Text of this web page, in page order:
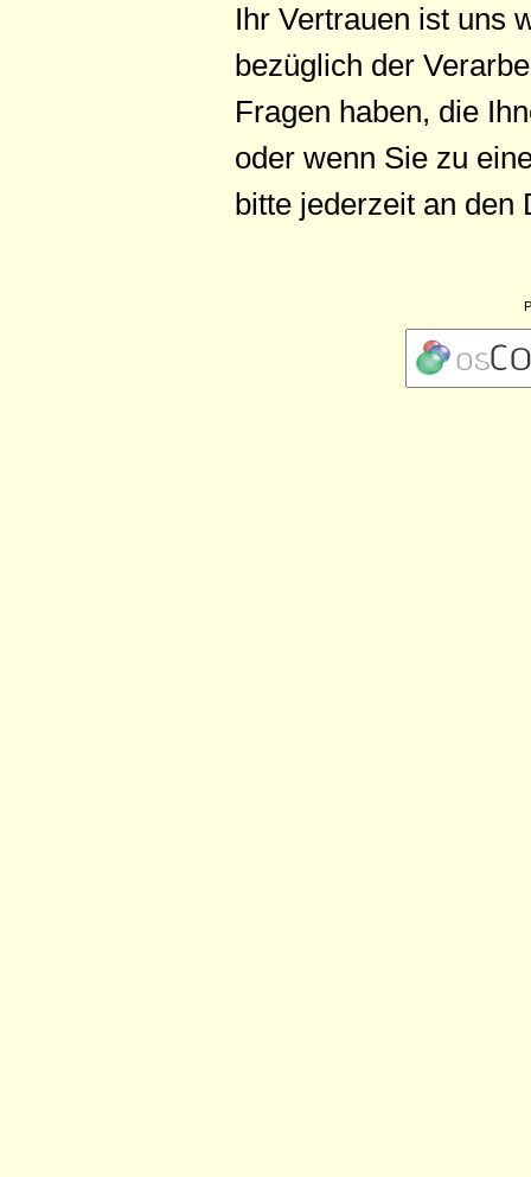
Ihr Vertrauen ist uns
bezüglich der
Fragen haben, die
oder wenn Sie zu
bitte jederzeit an den